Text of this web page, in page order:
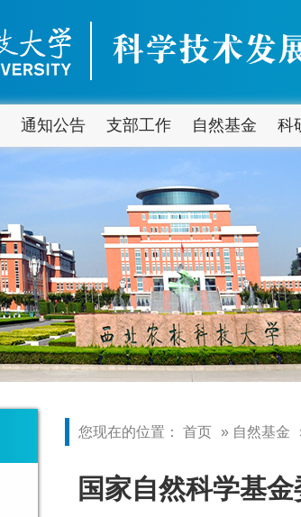
通知公告 支部工作 自然基金 科
您现在的位置： 首页 » 自然基金
国家自然科学基